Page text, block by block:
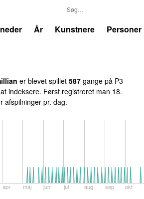
År Kunstnere Personer
er blevet spillet 587 gange på P3
indeksere. Først registreret man 18.
afspilninger pr. dag.
apr maj jun jul aug sep okt